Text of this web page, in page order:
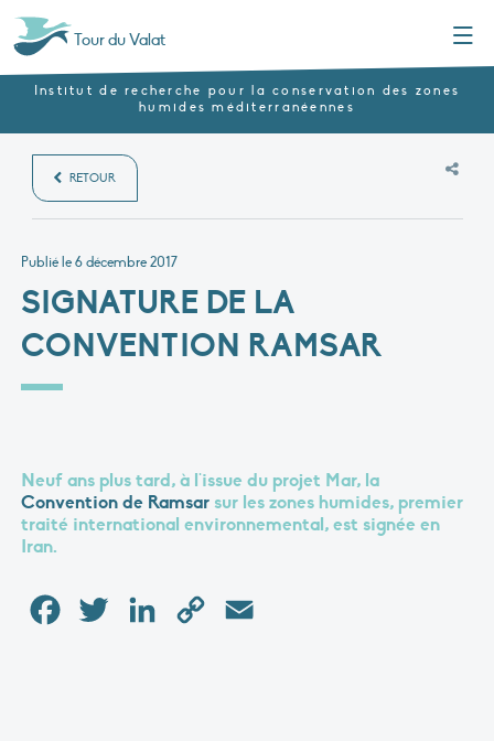
Tour du Valat
Institut de recherche pour la conservation des zones
humides méditerranéennes
RETOUR
Publié le6 décembre 2017
SIGNATURE DE LA
CONVENTION RAMSAR
Neuf ans plus tard, à l'issue du projet Mar, la
Convention de Ramsar sur les zones humides, premier
traité international environnemental, est signée en
Iran.
FacebookTwitter LinkedInCopy